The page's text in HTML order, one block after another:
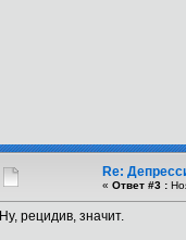
Re:
« Ответ #3 :
Ну, рецидив, значит.